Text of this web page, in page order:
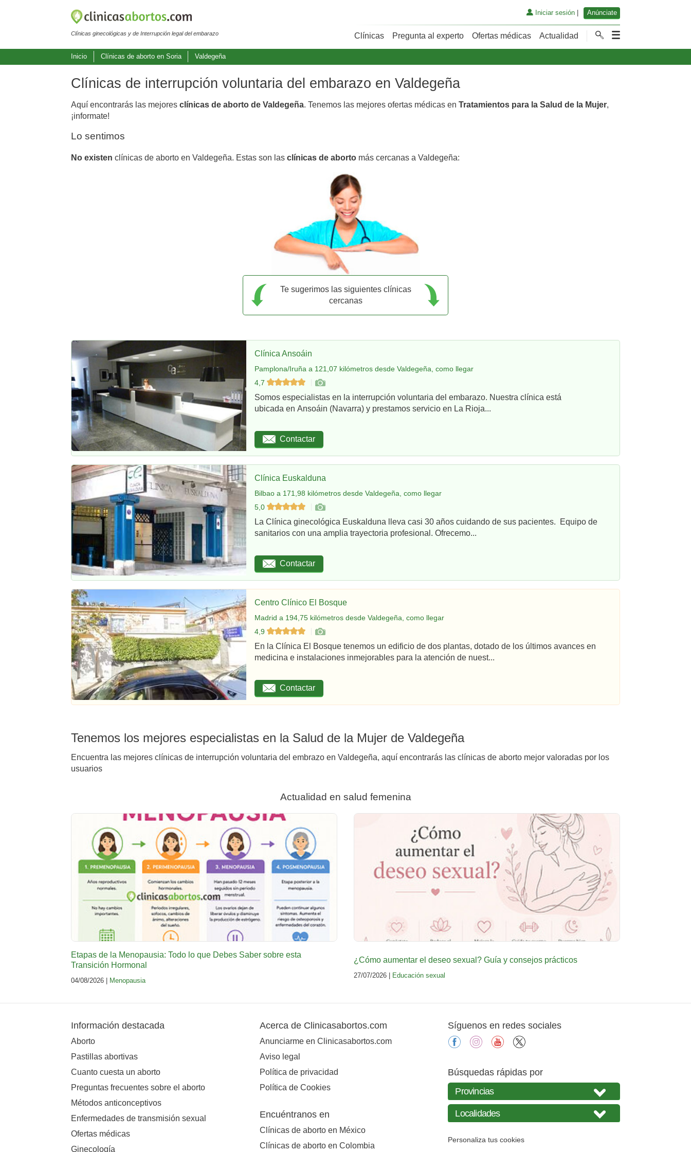
Clínicas ginecológicas y de Interrupción legal del embarazo
Iniciar sesión| Anúnciate
Clínicas Pregunta al experto Ofertas médicas Actualidad
Inicio Clínicas de aborto en Soria Valdegeña
Clínicas de interrupción voluntaria del embarazo en Valdegeña
Aquí encontrarás las mejores clínicas de aborto de Valdegeña. Tenemos las mejores ofertas médicas en Tratamientos para la Salud de la Mujer,
¡informate!
Lo sentimos
No existen clínicas de aborto en Valdegeña. Estas son las clínicas de aborto más cercanas a Valdegeña:
Te sugerimos las siguientes clínicas
cercanas
Clínica Ansoáin
Pamplona/Iruña a 121,07 kilómetros desde Valdegeña, como llegar
4,7
Somos especialistas en la interrupción voluntaria del embarazo. Nuestra clínica está
ubicada en Ansoáin (Navarra) y prestamos servicio en La Rioja...
Contactar
Clínica Euskalduna
Bilbao a 171,98 kilómetros desde Valdegeña, como llegar
5,0
La Clínica ginecológica Euskalduna lleva casi 30 años cuidando de sus pacientes. Equipo de
sanitarios con una amplia trayectoria profesional. Ofrecemo...
Contactar
Centro Clínico El Bosque
Madrid a 194,75 kilómetros desde Valdegeña, como llegar
4,9
En la Clínica El Bosque tenemos un edificio de dos plantas, dotado de los últimos avances en
medicina e instalaciones inmejorables para la atención de nuest...
Contactar
Tenemos los mejores especialistas en la Salud de la Mujer de Valdegeña
Encuentra las mejores clínicas de interrupción voluntaria del embrazo en Valdegeña, aquí encontrarás las clínicas de aborto mejor valoradas por los
usuarios
Actualidad en salud femenina
Etapas de la Menopausia: Todo lo que Debes Saber sobre esta
Transición Hormonal
04/08/2026 | Menopausia
¿Cómo aumentar el deseo sexual? Guía y consejos prácticos
27/07/2026 | Educación sexual
Información destacada
Aborto
Pastillas abortivas
Cuanto cuesta un aborto
Preguntas frecuentes sobre el aborto
Métodos anticonceptivos
Enfermedades de transmisión sexual
Ofertas médicas
Ginecología
Acerca de Clinicasabortos.com
Anunciarme en Clinicasabortos.com
Aviso legal
Política de privacidad
Política de Cookies
Encuéntranos en
Clínicas de aborto en México
Clínicas de aborto en Colombia
Síguenos en redes sociales
facebookinstagramyoutube
Búsquedas rápidas por
Personaliza tus cookies